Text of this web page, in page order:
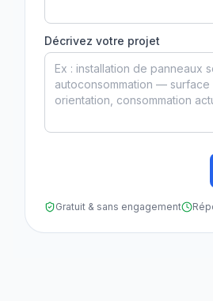
Décrivez votre projet
Gratuit & sans engagement